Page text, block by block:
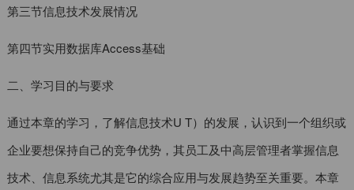
第三节信息技术发展情况
第四节实用数据库Access基础
二、学习目的与要求
通过本章的学习，了解信息技术U T）的发展，认识到一个组织或
企业要想保持自己的竞争优势，其员工及中高层管理者掌握信息
技术、信息系统尤其是它的综合应用与发展趋势至关重要。本章